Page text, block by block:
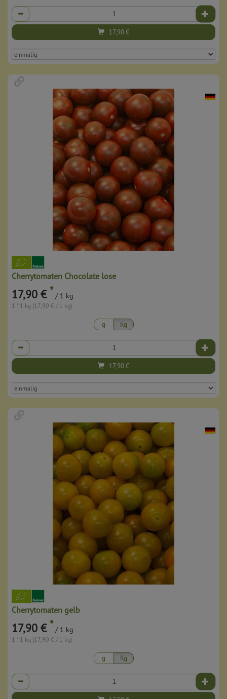
Anzahl
17,90€
Cherrytomaten Chocolate lose
17,90 € * / 1 kg
1 * 1 kg (17,90 € / 1 kg)
g Kg
Anzahl
17,90€
Cherrytomaten gelb
17,90 € * / 1 kg
1 * 1 kg (17,90 € / 1 kg)
g Kg
Anzahl